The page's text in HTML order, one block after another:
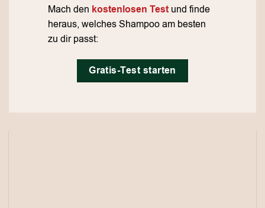
Mach den kostenlosen Testund finde
heraus, welches Shampoo am besten
zu dir passt:
Gratis-Test starten